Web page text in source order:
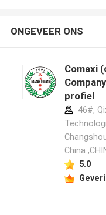
ONGEVEER ONS
Comaxi
profiel
46#,
China
5.0